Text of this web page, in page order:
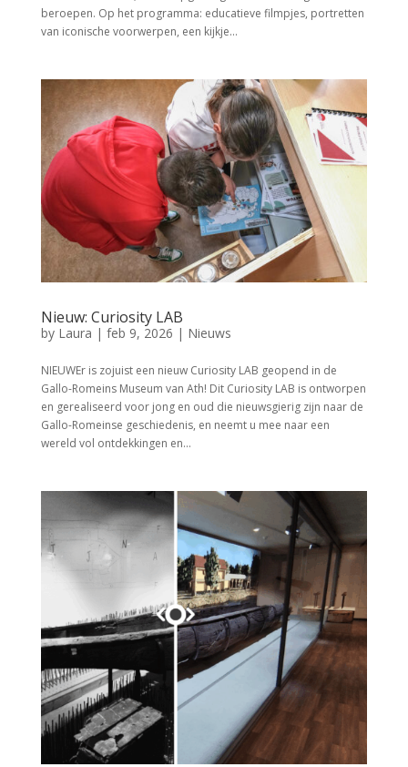
beroepen. Op het programma: educatieve filmpjes, portretten
van iconische voorwerpen, een kijkje...
Nieuw: Curiosity LAB
by Laura | feb 9, 2026 | Nieuws
NIEUWEr is zojuist een nieuw Curiosity LAB geopend in de
Gallo-Romeins Museum van Ath! Dit Curiosity LAB is ontworpen
en gerealiseerd voor jong en oud die nieuwsgierig zijn naar de
Gallo-Romeinse geschiedenis, en neemt u mee naar een
wereld vol ontdekkingen en...